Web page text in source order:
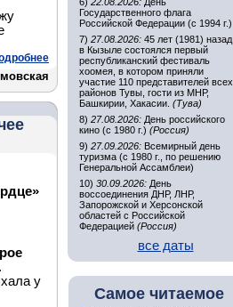
.
у
Государственного флага
Российской Федерации (с 1994 г.)
7) 27.08.2026: 45 лет (1981) назад
в Кызыле состоялся первый
республиканский фестиваль
хоомея, в котором приняли
участие 110 представителей всех
районов Тувы, гости из МНР,
Башкирии, Хакасии. (Тува)
8) 27.08.2026: День российского
кино (с 1980 г.) (Россия)
9) 27.09.2026: Всемирный день
туризма (с 1980 г., по решению
Генеральной Ассамблеи)
10) 30.09.2026: День
воссоединения ДНР, ЛНР,
Запорожской и Херсонской
областей с Российской
Федерацией (Россия)
все даты
Самое читаемое